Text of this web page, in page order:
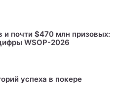
и почти $470 млн призовых:
WSOP-2026
успеха в покере